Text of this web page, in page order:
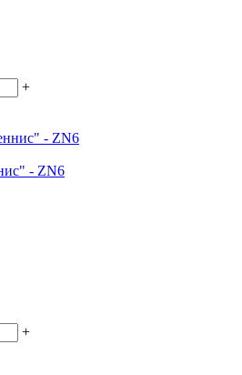
+
- ZN6
+